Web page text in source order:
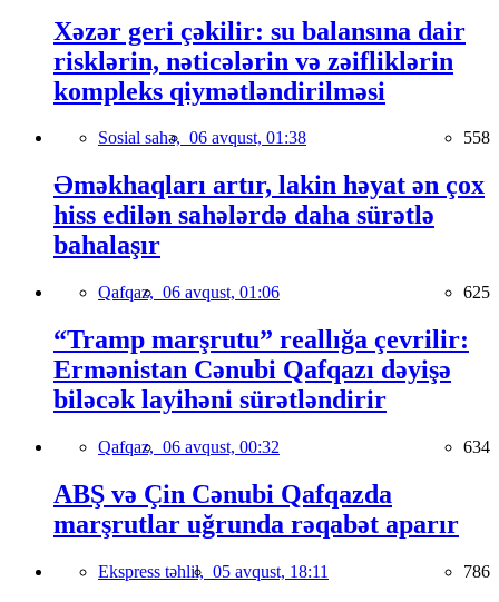
Xəzər geri çəkilir: su balansına dair
risklərin, nəticələrin və zəifliklərin
kompleks qiymətləndirilməsi
Sosial sahə, 06 avqust, 01:38 558
Əməkhaqları artır, lakin həyat ən çox
hiss edilən sahələrdə daha sürətlə
bahalaşır
Qafqaz, 06 avqust, 01:06 625
“Tramp marşrutu” reallığa çevrilir:
Ermənistan Cənubi Qafqazı dəyişə
biləcək layihəni sürətləndirir
Qafqaz, 06 avqust, 00:32 634
ABŞ və Çin Cənubi Qafqazda
marşrutlar uğrunda rəqabət aparır
Ekspress təhlil, 05 avqust, 18:11 786